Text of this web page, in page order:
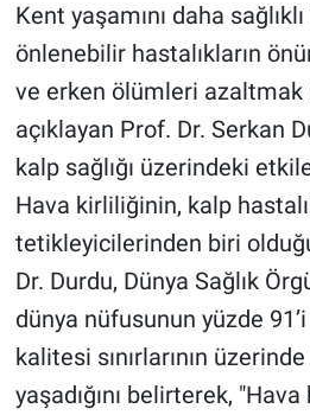
Kent yaşamını daha
önlenebilir hastalıkların
ve erken ölümleri
açıklayan Prof. Dr. Serkan
kalp sağlığı üzerindeki
Hava kirliliğinin, kalp
tetikleyicilerinden biri
Dr. Durdu, Dünya Sağlık
dünya nüfusunun yüzde
kalitesi sınırlarının
yaşadığını belirterek,
EĞİTİM
BİLİM VE TEKNOLOJİ
Güvenlik
Bölge